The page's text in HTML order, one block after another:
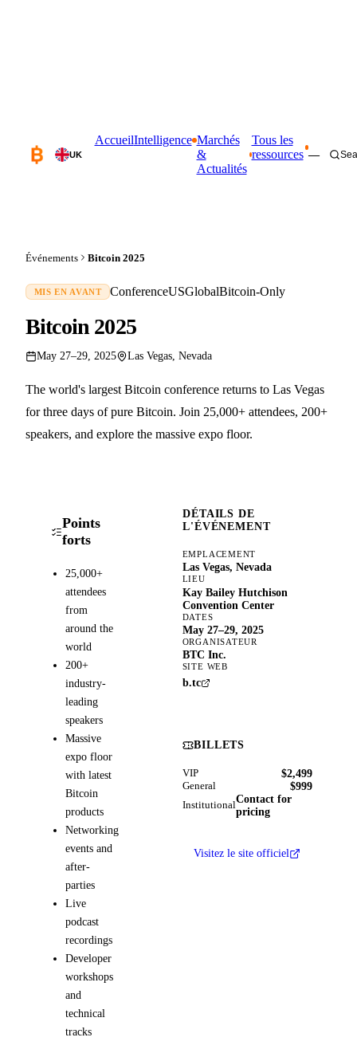
UK
AccueilIntelligence Marchés
&
Actualités
Tous les
ressources —
Événements Bitcoin 2025
MIS EN AVANT ConferenceUSGlobalBitcoin-Only
Bitcoin 2025
May 27–29, 2025 Las Vegas, Nevada
The world's largest Bitcoin conference returns to Las Vegas
for three days of pure Bitcoin. Join 25,000+ attendees, 200+
speakers, and explore the massive expo floor.
Points
forts
25,000+
attendees
from
around the
world
200+
industry-
leading
speakers
Massive
expo floor
with latest
Bitcoin
products
Networking
events and
after-
parties
Live
podcast
recordings
Developer
workshops
and
technical
tracks
DÉTAILS DE
L'ÉVÉNEMENT
EMPLACEMENT
Las Vegas, Nevada
LIEU
Kay Bailey Hutchison
Convention Center
DATES
May 27–29, 2025
ORGANISATEUR
BTC Inc.
SITE WEB
b.tc
BILLETS
VIP $2,499
General $999
Institutional
Contact for
pricing
Visitez le site officiel